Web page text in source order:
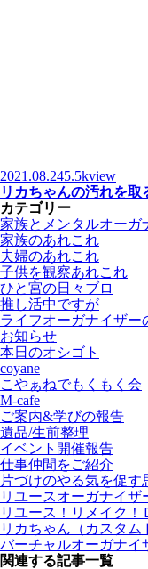
2021.08.245.5kview
リカちゃんの汚れを取
カテゴリー
家族とメンタルオーガ
家族のあれこれ
夫婦のあれこれ
子供を観察あれこれ
ひと宮の日々ブロ
推し活中ですが
ライフオーガナイザー
お知らせ
本日のオシゴト
coyane
こやぁねでもくもく会
M-cafe
ご案内&学びの報告
遺品/生前整理
イベント開催報告
仕事仲間をご紹介
片づけのやる気を促
リユースオーガナイザ
リユース！リメイク！
リカちゃん（カスタム
バーチャルオーガナイ
関連する記事一覧